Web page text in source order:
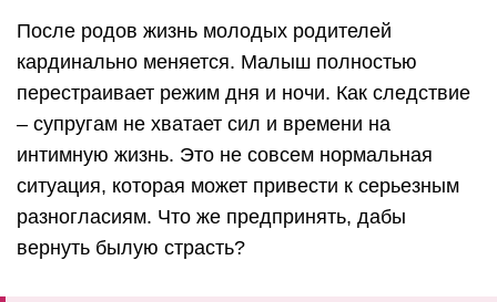
После родов жизнь молодых родителей
кардинально меняется. Малыш полностью
перестраивает режим дня и ночи. Как следствие
– супругам не хватает сил и времени на
интимную жизнь. Это не совсем нормальная
ситуация, которая может привести к серьезным
разногласиям. Что же предпринять, дабы
вернуть былую страсть?